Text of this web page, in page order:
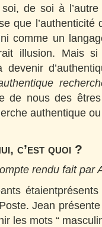
de soi à
que l’authenticité
comme un
illusion. Mais
de nous des
authentique
c’est quoi ?
rendu fait par
Jean
les mots “